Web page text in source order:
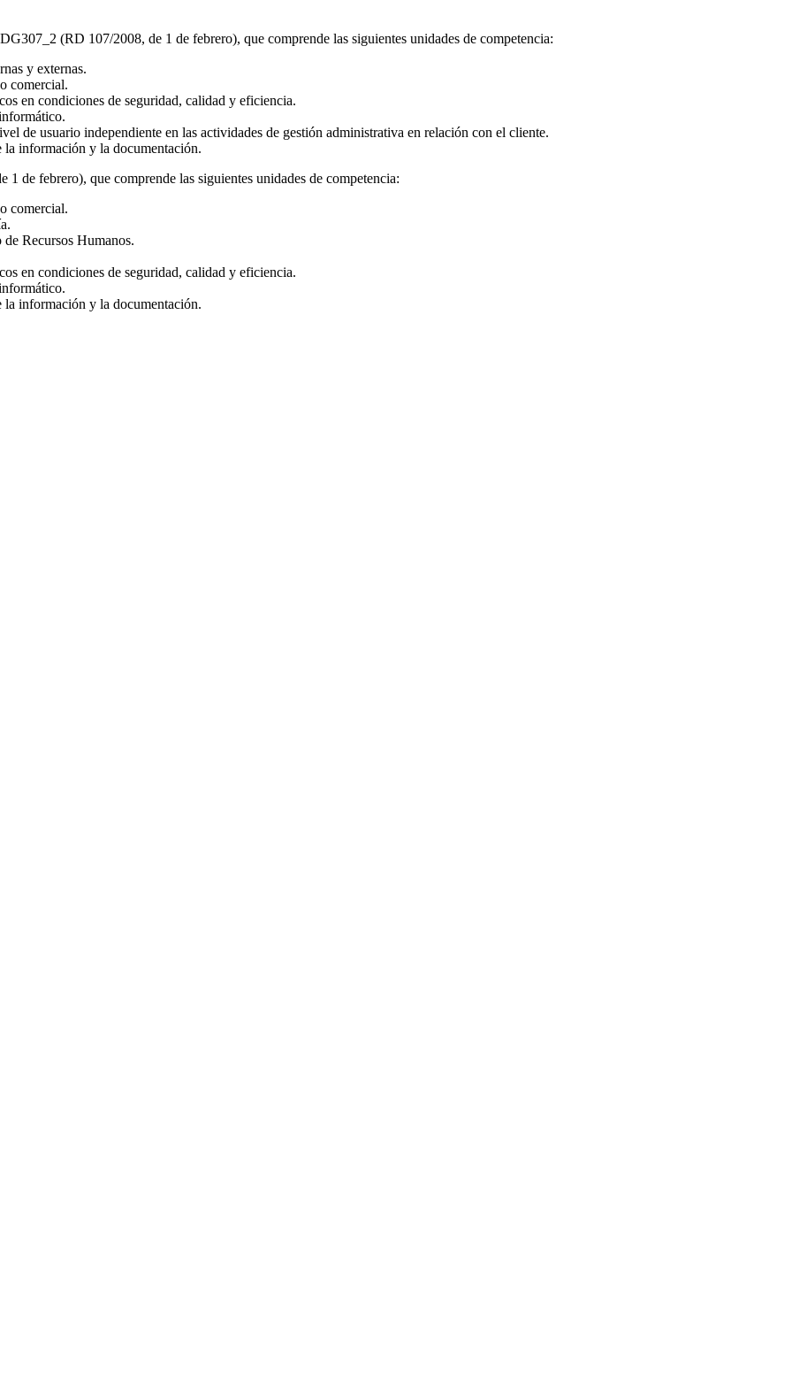
(RD 107/2008, de 1 de febrero), que comprende las siguientes unidades de competencia:
y externas.
comercial.
en condiciones de seguridad, calidad y eficiencia.
de usuario independiente en las actividades de gestión administrativa en relación con el cliente.
información y la documentación.
de febrero), que comprende las siguientes unidades de competencia:
comercial.
Recursos Humanos.
en condiciones de seguridad, calidad y eficiencia.
información y la documentación.